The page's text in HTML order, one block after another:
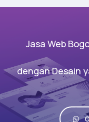
Jasa Web
dengan Desain